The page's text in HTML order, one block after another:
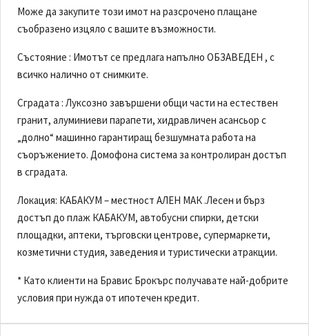
Може да закупите този имот на разсрочено плащане
съобразено изцяло с вашите възможности.
Състояние : Имотът се предлага напълно ОБЗАВЕДЕН , с
всичко налично от снимките.
Сградата : Луксозно завършени общи части на естествен
гранит, алуминиеви парапети, хидравличен асансьор с
„долно“ машинно гарантиращ безшумната работа на
съоръжението. Домофона система за контролиран достъп
в сградата.
Локация: КАБАКУМ – местност АЛЕН МАК .Лесен и бърз
достъп до плаж КАБАКУМ, автобусни спирки, детски
площадки, аптеки, търговски центрове, супермаркети,
козметични студия, заведения и туристически атракции.
* Като клиенти на Бравис Брокърс получавате най-добрите
условия при нужда от ипотечен кредит.